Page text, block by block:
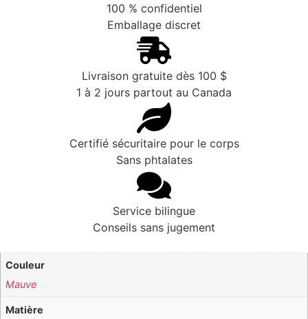
100 % confidentiel
Emballage discret
Livraison gratuite dès 100 $
1 à 2 jours partout au Canada
Certifié sécuritaire pour le corps
Sans phtalates
Service bilingue
Conseils sans jugement
Couleur
Mauve
Matière